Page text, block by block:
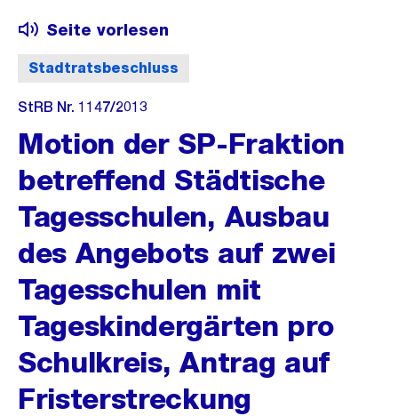
Stadtratsbeschluss
Seite vorlesen
StRB Nr. 1147/2013
Motion der SP-Fraktion
betreffend Städtische
Tagesschulen, Ausbau
des Angebots auf zwei
Tagesschulen mit
Tageskindergärten pro
Schulkreis, Antrag auf
Fristerstreckung